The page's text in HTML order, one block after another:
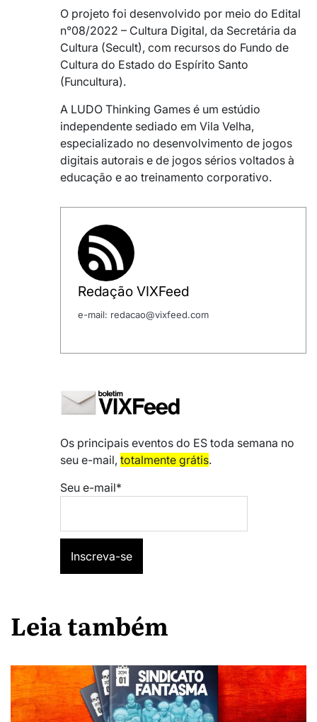
O projeto foi desenvolvido por meio do Edital
n°08/2022 – Cultura Digital, da Secretária da
Cultura (Secult), com recursos do Fundo de
Cultura do Estado do Espírito Santo
(Funcultura).
A LUDO Thinking Games é um estúdio
independente sediado em Vila Velha,
especializado no desenvolvimento de jogos
digitais autorais e de jogos sérios voltados à
educação e ao treinamento corporativo.
Redação VIXFeed
e-mail: redacao@vixfeed.com
Os principais eventos do ES toda semana no
seu e-mail, totalmente grátis.
Seu e-mail*
Leia também